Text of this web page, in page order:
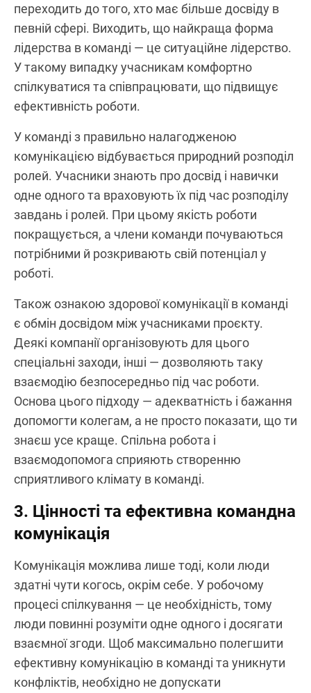
переходить до того, хто має більше досвіду в
певній сфері. Виходить, що найкраща форма
лідерства в команді — це ситуаційне лідерство.
У такому випадку учасникам комфортно
спілкуватися та співпрацювати, що підвищує
ефективність роботи.
У команді з правильно налагодженою
комунікацією відбувається природний розподіл
ролей. Учасники знають про досвід і навички
одне одного та враховують їх під час розподілу
завдань і ролей. При цьому якість роботи
покращується, а члени команди почуваються
потрібними й розкривають свій потенціал у
роботі.
Також ознакою здорової комунікації в команді
є обмін досвідом між учасниками проєкту.
Деякі компанії організовують для цього
спеціальні заходи, інші — дозволяють таку
взаємодію безпосередньо під час роботи.
Основа цього підходу — адекватність і бажання
допомогти колегам, а не просто показати, що ти
знаєш усе краще. Спільна робота і
взаємодопомога сприяють створенню
сприятливого клімату в команді.
3. Цінності та ефективна командна
комунікація
Комунікація можлива лише тоді, коли люди
здатні чути когось, окрім себе. У робочому
процесі спілкування — це необхідність, тому
люди повинні розуміти одне одного і досягати
взаємної згоди. Щоб максимально полегшити
ефективну комунікацію в команді та уникнути
конфліктів, необхідно не допускати